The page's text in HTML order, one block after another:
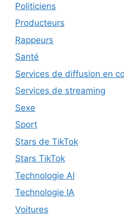
Politiciens
Producteurs
Rappeurs
Santé
Services de diffusion en
Services de streaming
Sexe
Sport
Stars de TikTok
Stars TikTok
Technologie AI
Technologie IA
Voitures